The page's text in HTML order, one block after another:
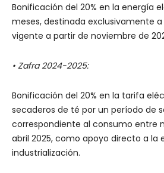
Bonificación del 20% en la energía
meses, destinada exclusivamente
vigente a partir de noviembre de
• Zafra 2024-2025:
Bonificación del 20% en la tarifa
secaderos de té por un período de
correspondiente al consumo entre
abril 2025, como apoyo directo a la
industrialización.